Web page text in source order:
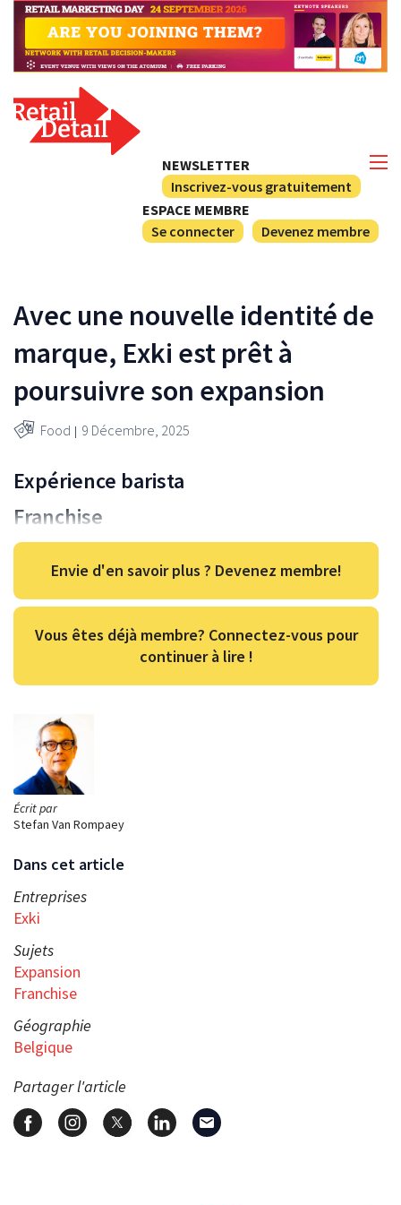
NEWSLETTER
Inscrivez-vous gratuitement
ESPACE MEMBRE
Se connecter
Devenez membre
Écrit par
Stefan Van Rompaey
Dans cet article
Entreprises
Exki
Sujets
Expansion
Franchise
Géographie
Belgique
Partager l'article
Avec une nouvelle identité de
marque, Exki est prêt à
poursuivre son expansion
Food 9 Décembre, 2025
Expérience barista
Franchise
Envie d'en savoir plus ? Devenez membre!
Vous êtes déjà membre? Connectez-vous pour
continuer à lire !